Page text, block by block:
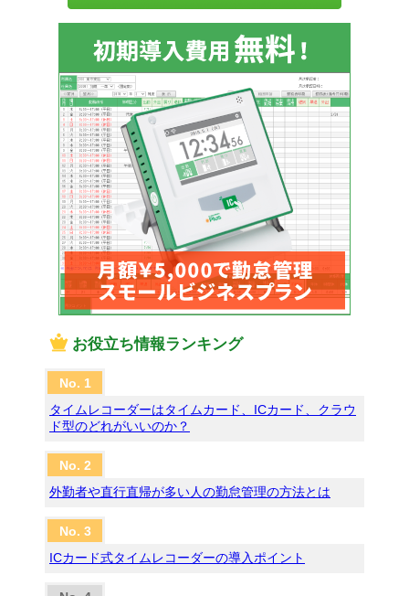
お役立ち情報ランキング
タイムレコーダーはタイムカード、ICカード、クラウ
ド型のどれがいいのか？
外勤者や直行直帰が多い人の勤怠管理の方法とは
ICカード式タイムレコーダーの導入ポイント